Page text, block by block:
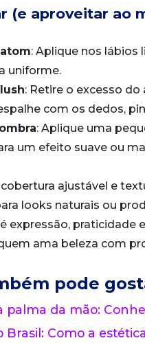
(e aproveitar ao
: Aplique nos lábios
uniforme.
: Retire o excesso
com os dedos,
: Aplique uma
um efeito suave ou
ajustável e
looks naturais ou
expressão, praticidade
ama beleza com
pode
palma da mão:
Brasil: Como a